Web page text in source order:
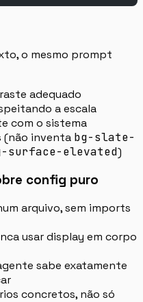
o mesmo prompt
adequado
a escala
com o sistema
(não inventa bg-slate-
surface-elevated)
config puro
arquivo, sem imports
usar display em corpo
sabe exatamente
concretos, não só